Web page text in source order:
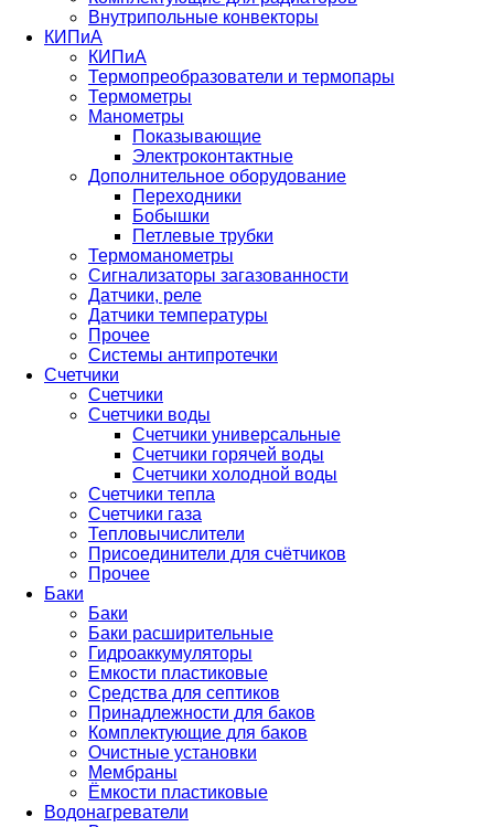
Внутрипольные конвекторы
КИПиА
КИПиА
Термопреобразователи и термопары
Термометры
Манометры
Показывающие
Электроконтактные
Дополнительное оборудование
Переходники
Бобышки
Петлевые трубки
Термоманометры
Сигнализаторы загазованности
Датчики, реле
Датчики температуры
Прочее
Системы антипротечки
Счетчики
Счетчики
Счетчики воды
Счетчики универсальные
Счетчики горячей воды
Счетчики холодной воды
Счетчики тепла
Счетчики газа
Тепловычислители
Присоединители для счётчиков
Прочее
Баки
Баки
Баки расширительные
Гидроаккумуляторы
Емкости пластиковые
Средства для септиков
Принадлежности для баков
Комплектующие для баков
Очистные установки
Мембраны
Ёмкости пластиковые
Водонагреватели